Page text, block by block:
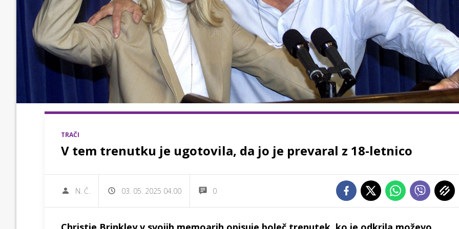
TRAČI
V tem trenutku je ugotovila, da jo je prevaral z 18-letnico
N. Č. 03. 05. 2025 04.00 0